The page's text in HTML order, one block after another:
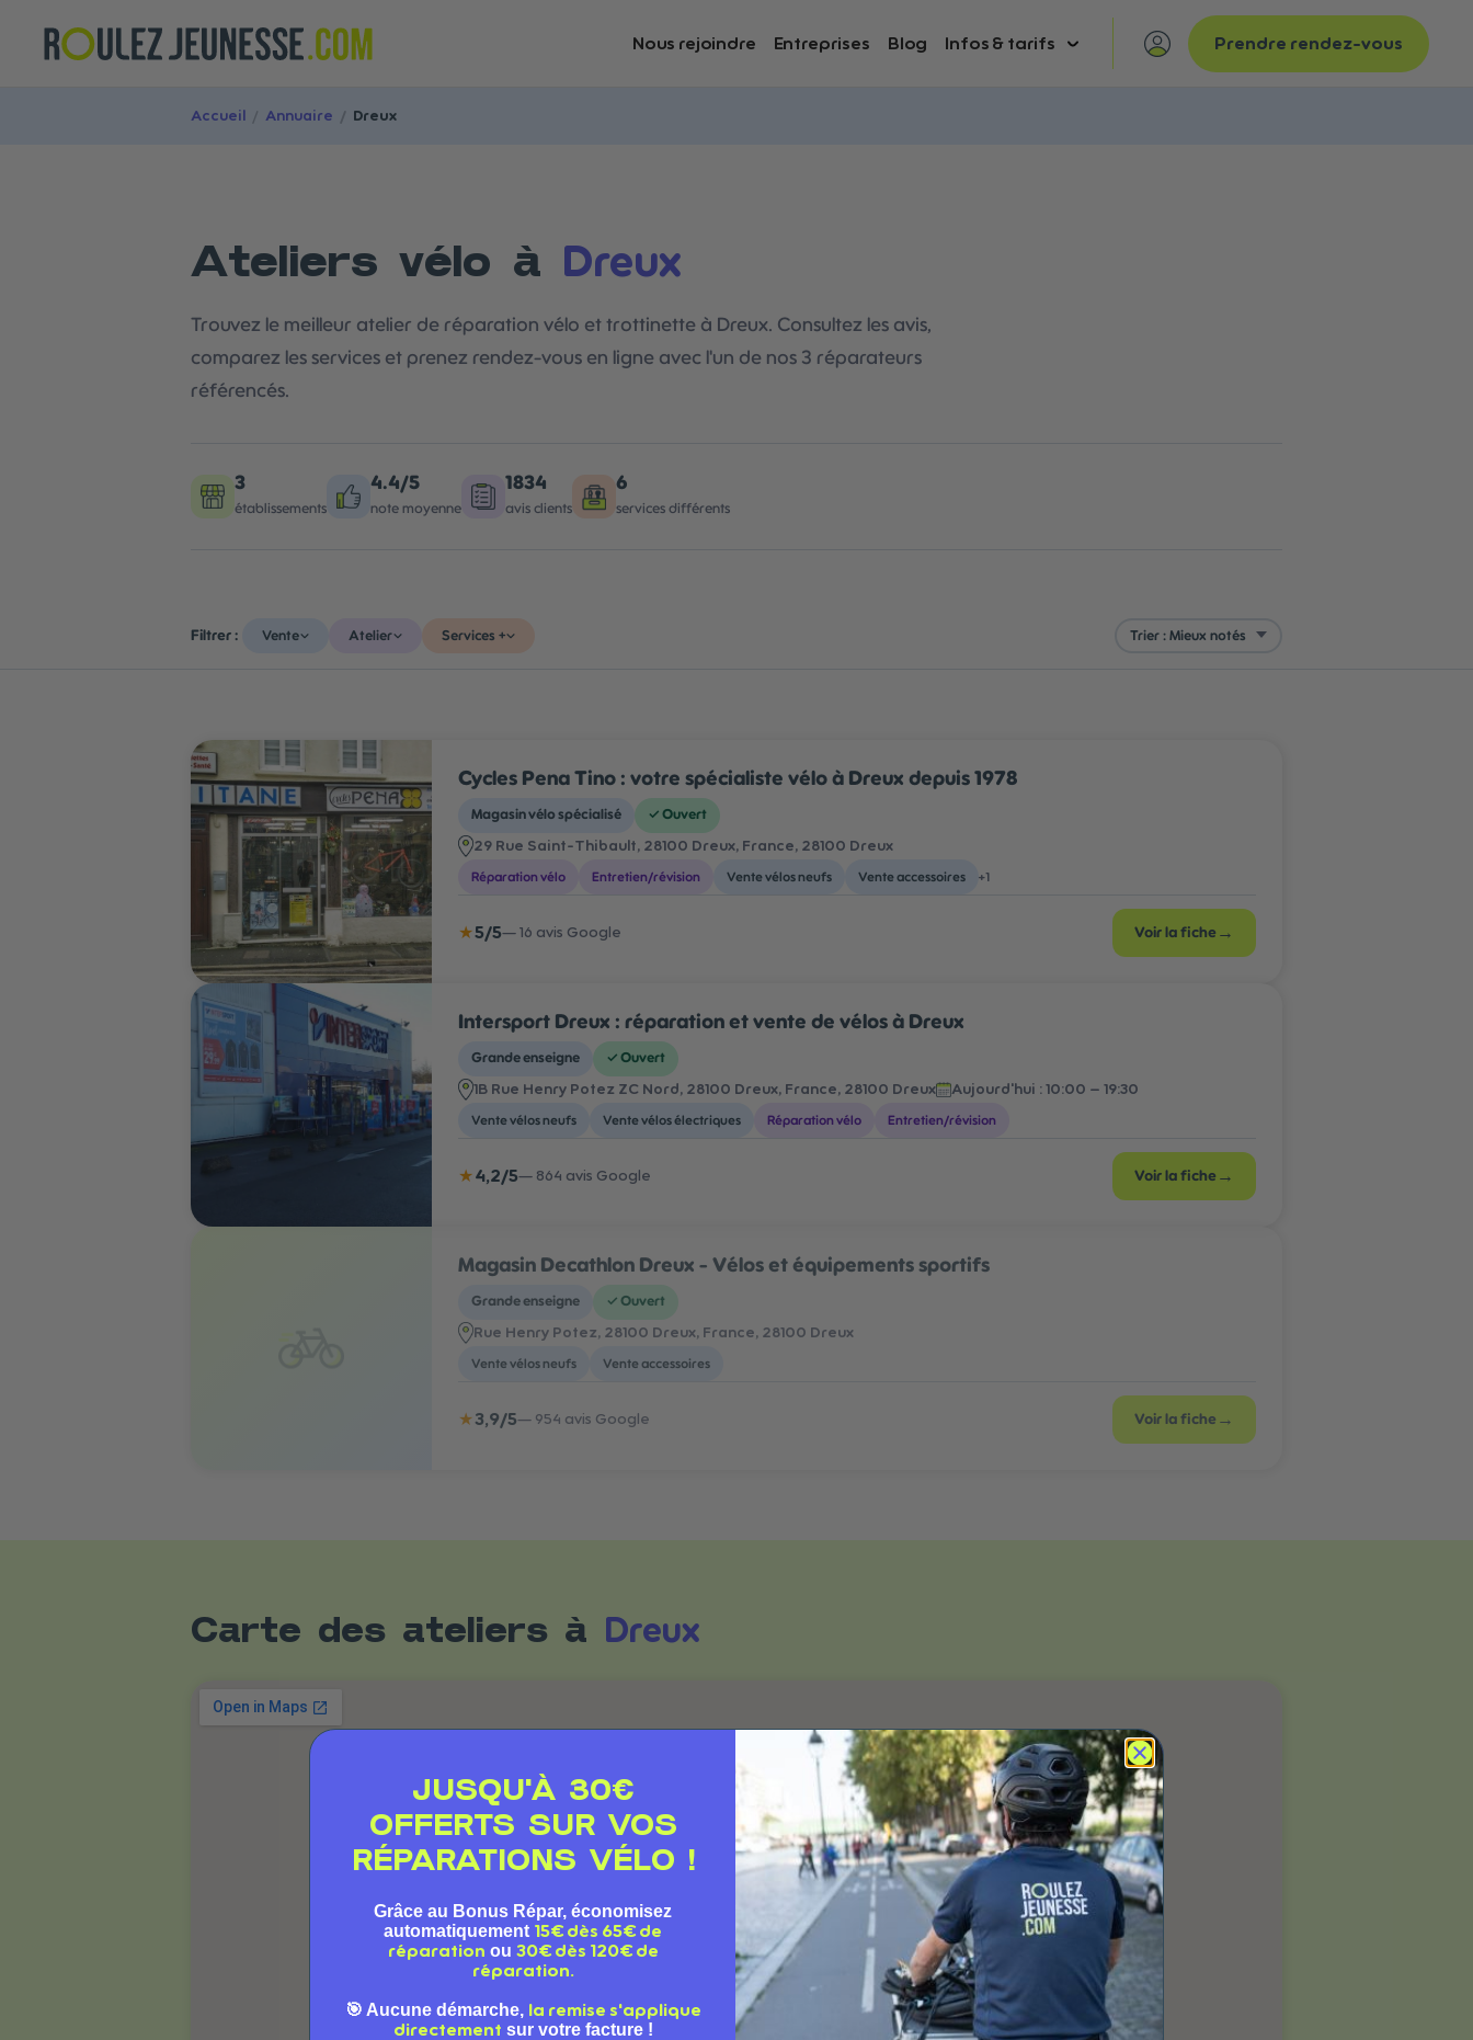
Nous rejoindre Entreprises Blog Infos & tarifs Prendre rendez-vous
Accueil / Annuaire / Dreux
Ateliers vélo à Dreux
Trouvez le meilleur atelier de réparation vélo et trottinette à Dreux. Consultez les avis,
comparez les services et prenez rendez-vous en ligne avec l'un de nos 3 réparateurs
référencés.
3
établissements
4.4/5
note moyenne
1834
avis clients
6
services différents
Filtrer : Vente Atelier Services +
Cycles Pena Tino : votre spécialiste vélo à Dreux depuis 1978
Magasin vélo spécialisé ✓ Ouvert
29 Rue Saint-Thibault, 28100 Dreux, France, 28100 Dreux
Réparation vélo Entretien/révision Vente vélos neufs Vente accessoires +1
★5/5— 16 avis Google Voir la fiche →
Intersport Dreux : réparation et vente de vélos à Dreux
Grande enseigne ✓ Ouvert
1B Rue Henry Potez ZC Nord, 28100 Dreux, France, 28100 Dreux Aujourd'hui : 10:00 – 19:30
Vente vélos neufs Vente vélos électriques Réparation vélo Entretien/révision
★4,2/5— 864 avis Google Voir la fiche →
Magasin Decathlon Dreux - Vélos et équipements sportifs
Grande enseigne ✓ Ouvert
Rue Henry Potez, 28100 Dreux, France, 28100 Dreux
Vente vélos neufs Vente accessoires
★3,9/5— 954 avis Google Voir la fiche →
Carte des ateliers à Dreux
JUSQU'À 30€
OFFERTS SUR VOS
RÉPARATIONS VÉLO !
Grâce au Bonus Répar, économisez
automatiquement 15€ dès 65€ de
réparation ou 30€ dès 120€ de
réparation.
🎯 Aucune démarche, la remise s'applique
directement sur votre facture !